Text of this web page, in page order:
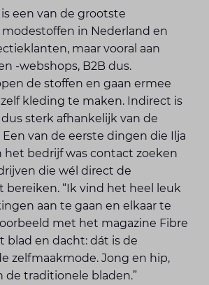
een van de grootste
in Nederland en
maar vooral aan
-webshops, B2B dus.
de stoffen en gaan ermee
kleding te maken. Indirect is
sterk afhankelijk van de
van de eerste dingen die Ilja
het bedrijf was contact zoeken
die wél direct de
“Ik vind het heel leuk
aan te gaan en elkaar te
met het magazine Fibre
blad en dacht: dát is de
zelfmaak­mode. Jong en hip,
de traditionele bladen.”